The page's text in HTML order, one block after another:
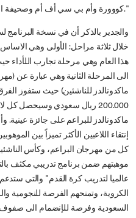
كووورة وأم بي سي أف أم وصحيفة الرياضية، الشركاء الاعلاميين."
خلال ثلاثة مراحل: الأولى وهي الاساس
هذا العام وهي مرحلة تجارب اللأداء
الى المرحلة الثانية وهي عبارة عن
ماكدونالدز للناشئين) حيث ستفوز الفرق
200.000 ريال سعودي وسيحصل
ماكدونالدز للبراعم على جائزة عينية.
إنتقاء اللاعبين الأكثر تميزاً بين
كل من مهرجان البراعم، وكأس
موهبتهم ضمن برنامج تدريبي مكثف
عالميا لتدريب كرة القدم" والتي
الكروية، وتمنحهم الفرصة للنجومية
السعودية وفرصة للإنضمام الى صفوف